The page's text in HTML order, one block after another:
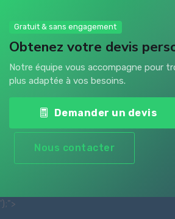
Gratuit & sans engagement
Obtenez votre devis
Notre équipe vous accompagne pour
plus adaptée à vos besoins.
Demander un devis
Nous contacter
');">